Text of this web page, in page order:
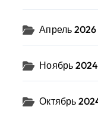
Апрель 2026
Ноябрь 2024
Октябрь